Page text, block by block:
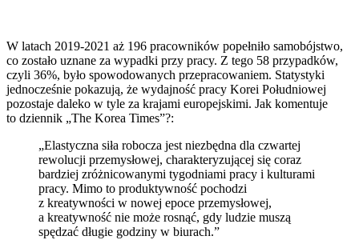
W latach 2019-2021 aż 196 pracowników popełniło samobójstwo,
co zostało uznane za wypadki przy pracy. Z tego 58 przypadków,
czyli 36%, było spowodowanych przepracowaniem. Statystyki
jednocześnie pokazują, że wydajność pracy Korei Południowej
pozostaje daleko w tyle za krajami europejskimi. Jak komentuje
to dziennik „The Korea Times”?:
„Elastyczna siła robocza jest niezbędna dla czwartej
rewolucji przemysłowej, charakteryzującej się coraz
bardziej zróżnicowanymi tygodniami pracy i kulturami
pracy. Mimo to produktywność pochodzi
z kreatywności w nowej epoce przemysłowej,
a kreatywność nie może rosnąć, gdy ludzie muszą
spędzać długie godziny w biurach.”